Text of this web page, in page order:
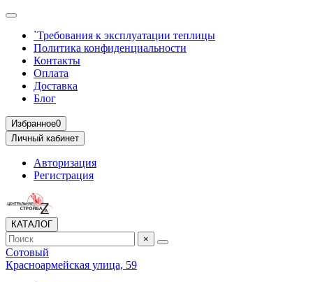
`Требования к эксплуатации теплицы
Политика конфиденциальности
Контакты
Оплата
Доставка
Блог
Избранное0
Личный кабинет
Авторизация
Регистрация
КАТАЛОГ
×
Сотовый
Красноармейская улица, 59